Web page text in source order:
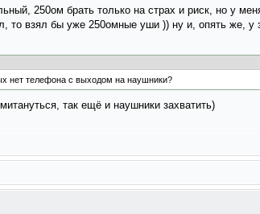
250ом брать только на страх и риск, но у
то взял бы уже 250омные уши )) ну и, опять же, у
нет телефона с выходом на наушники?
так ещё и наушники захватить)